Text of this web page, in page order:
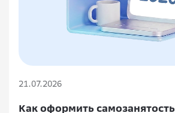
21.07.2026
Как оформить